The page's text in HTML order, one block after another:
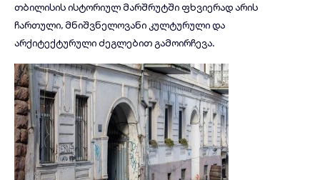
თბილისის ისტორიულ მარშრუტში ფხვიერად არის
ჩართული, მნიშვნელოვანი კულტურული და
არქიტექტურული ძეგლებით გამოირჩევა.